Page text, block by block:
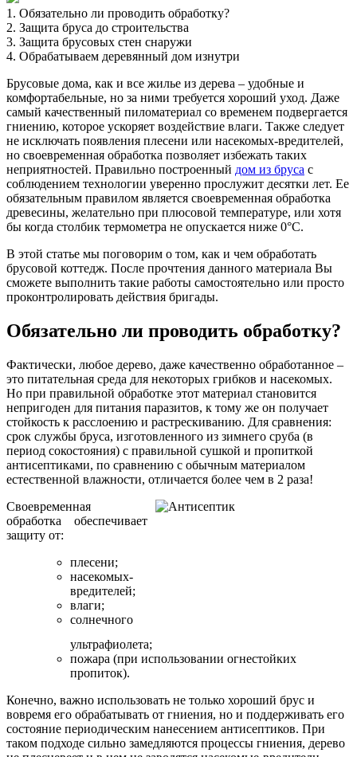
1 . Обязательно ли проводить обработку?
2. Защита бруса до строительства
3. Защита брусовых стен снаружи
4. Обрабатываем деревянный дом изнутри
Брусовые дома, как и все жилье из дерева – удобные и
комфортабельные, но за ними требуется хороший уход. Даже
самый качественный пиломатериал со временем подвергается
гниению, которое ускоряет воздействие влаги. Также следует
не исключать появления плесени или насекомых-вредителей,
но своевременная обработка позволяет избежать таких
неприятностей. Правильно построенный дом из бруса с
соблюдением технологии уверенно прослужит десятки лет. Ее
обязательным правилом является своевременная обработка
древесины, желательно при плюсовой температуре, или хотя
бы когда столбик термометра не опускается ниже 0°C.
В этой статье мы поговорим о том, как и чем обработать
брусовой коттедж. После прочтения данного материала Вы
сможете выполнить такие работы самостоятельно или просто
проконтролировать действия бригады.
Обязательно ли проводить обработку?
Фактически, любое дерево, даже качественно обработанное –
это питательная среда для некоторых грибков и насекомых.
Но при правильной обработке этот материал становится
непригоден для питания паразитов, к тому же он получает
стойкость к расслоению и растрескиванию. Для сравнения:
срок службы бруса, изготовленного из зимнего сруба (в
период сокостояния) с правильной сушкой и пропиткой
антисептиками, по сравнению с обычным материалом
естественной влажности, отличается более чем в 2 раза!
Своевременная
обработка обеспечивает
защиту от:
плесени;
насекомых-
вредителей;
влаги;
солнечного
ультрафиолета;
пожара (при использовании огнестойких
пропиток).
Конечно, важно использовать не только хороший брус и
вовремя его обрабатывать от гниения, но и поддерживать его
состояние периодическим нанесением антисептиков. При
таком подходе сильно замедляются процессы гниения, дерево